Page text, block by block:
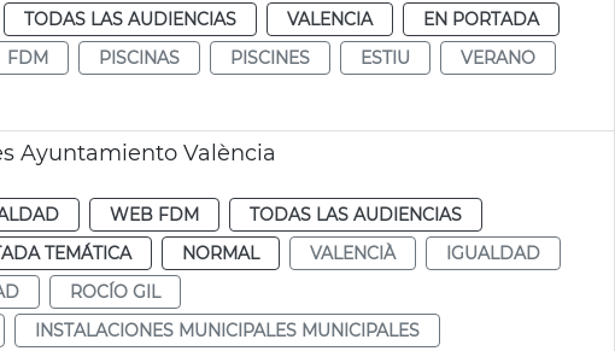
TODAS LAS AUDIENCIAS VALENCIA
EN PORTADA
FDM PISCINAS PISCINES ESTIU
VERANO
Ayuntamiento València
WEB FDM
TODAS LAS AUDIENCIAS
TEMÁTICA NORMAL VALENCIÀ
IGUALDAD
ROCÍO GIL
INSTALACIONES MUNICIPALES MUNICIPALES